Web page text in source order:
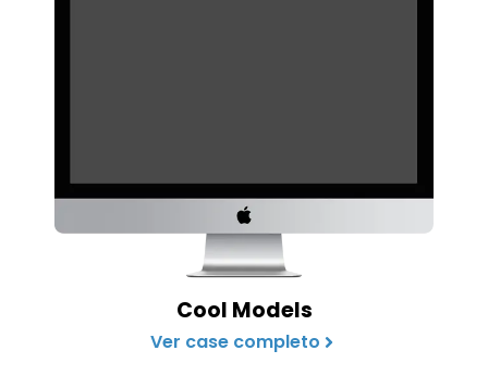
Cool Models
Ver case completo